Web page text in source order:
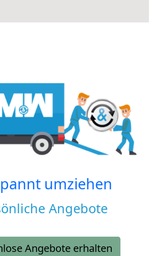
umziehen
Angebote
Angebote erhalten